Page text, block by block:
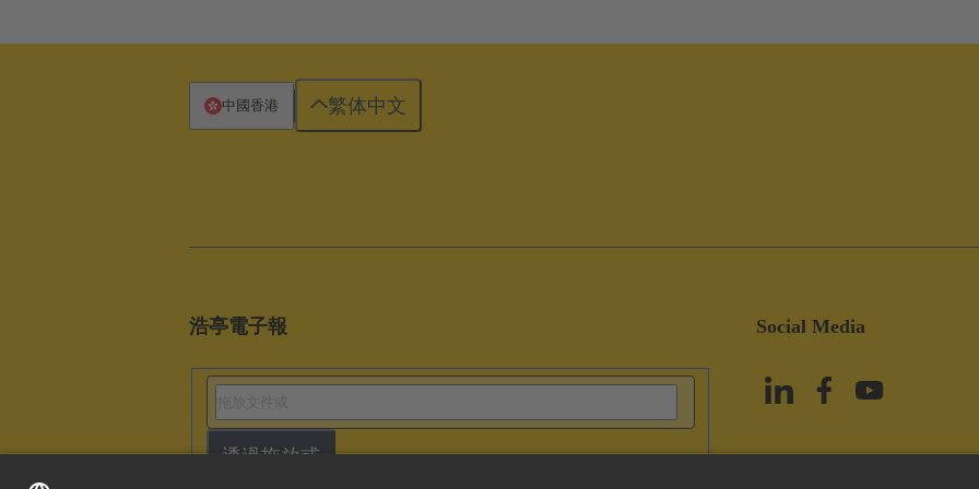
浩亭電子報
透過拖放或
Social Media
中國香港 繁体中文